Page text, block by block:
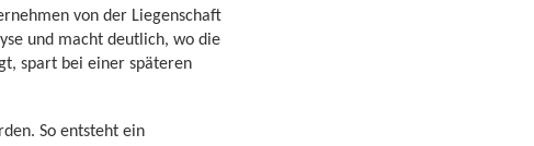
von der Liegenschaft
und macht deutlich, wo die
spart bei einer späteren
So entsteht ein